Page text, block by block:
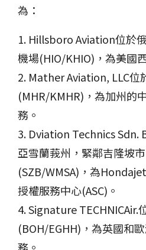
為：
1. Hillsboro Aviation位於
機場(HIO/KHIO) ，為美國
2. Mather Aviation, LLC位
(MHR/KMHR) ，為加州的
務。
3. Dviation Technics Sdn.
亞雪蘭莪州，緊鄰吉隆坡
(SZB/WMSA) ，為Hondajet
授權服務中心(ASC) 。
4. Signature TECHNICAir.
(BOH/EGHH) ，為英國和